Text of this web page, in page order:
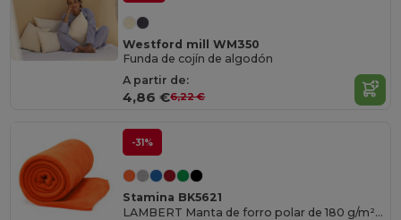
Westford mill WM350
Funda de cojín de algodón
A partir de:
4,86 €6,22 €
-31%
Stamina BK5621
LAMBERT Manta de forro polar de 180 g/m² en color liso